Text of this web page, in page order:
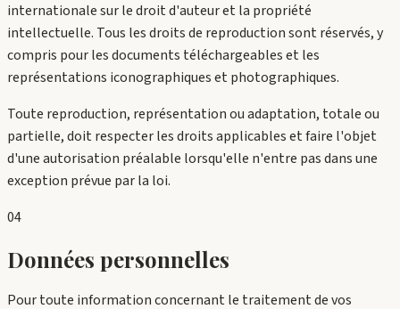
internationale sur le droit d'auteur et la propriété
intellectuelle. Tous les droits de reproduction sont réservés, y
compris pour les documents téléchargeables et les
représentations iconographiques et photographiques.
Toute reproduction, représentation ou adaptation, totale ou
partielle, doit respecter les droits applicables et faire l'objet
d'une autorisation préalable lorsqu'elle n'entre pas dans une
exception prévue par la loi.
04
Données personnelles
Pour toute information concernant le traitement de vos